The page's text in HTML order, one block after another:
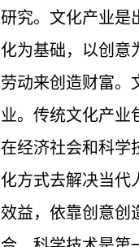
研究。文化产业是
化为基础，以创意
劳动来创造财富。
业。传统文化产业
在经济社会和科学
化方式去解决当代
效益，依靠创意创